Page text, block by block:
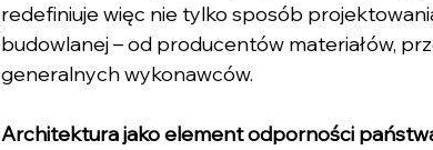
redefiniuje więc nie tylko sposób
budowlanej – od producentów materiałów,
generalnych wykonawców.
Architektura jako element odporności